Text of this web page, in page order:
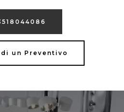
un Preventivo